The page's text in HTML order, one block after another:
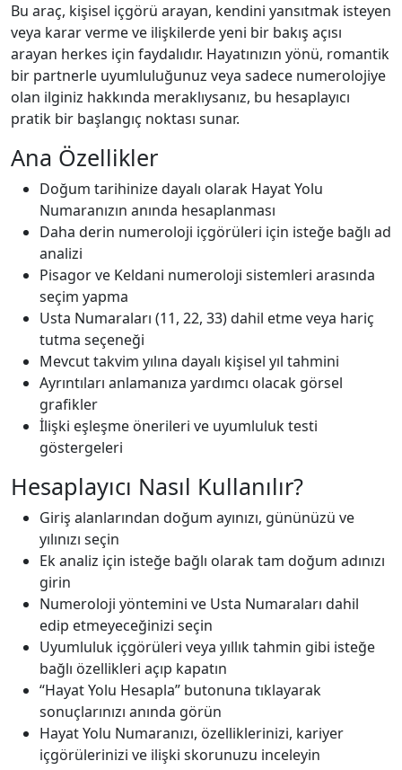
Bu araç, kişisel içgörü arayan, kendini yansıtmak isteyen
veya karar verme ve ilişkilerde yeni bir bakış açısı
arayan herkes için faydalıdır. Hayatınızın yönü, romantik
bir partnerle uyumluluğunuz veya sadece numerolojiye
olan ilginiz hakkında meraklıysanız, bu hesaplayıcı
pratik bir başlangıç noktası sunar.
Ana Özellikler
Doğum tarihinize dayalı olarak Hayat Yolu
Numaranızın anında hesaplanması
Daha derin numeroloji içgörüleri için isteğe bağlı ad
analizi
Pisagor ve Keldani numeroloji sistemleri arasında
seçim yapma
Usta Numaraları (11, 22, 33) dahil etme veya hariç
tutma seçeneği
Mevcut takvim yılına dayalı kişisel yıl tahmini
Ayrıntıları anlamanıza yardımcı olacak görsel
grafikler
İlişki eşleşme önerileri ve uyumluluk testi
göstergeleri
Hesaplayıcı Nasıl Kullanılır?
Giriş alanlarından doğum ayınızı, gününüzü ve
yılınızı seçin
Ek analiz için isteğe bağlı olarak tam doğum adınızı
girin
Numeroloji yöntemini ve Usta Numaraları dahil
edip etmeyeceğinizi seçin
Uyumluluk içgörüleri veya yıllık tahmin gibi isteğe
bağlı özellikleri açıp kapatın
“Hayat Yolu Hesapla” butonuna tıklayarak
sonuçlarınızı anında görün
Hayat Yolu Numaranızı, özelliklerinizi, kariyer
içgörülerinizi ve ilişki skorunuzu inceleyin